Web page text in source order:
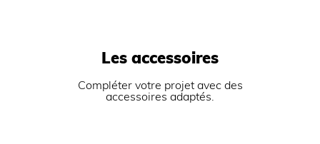
Les accessoires
Compléter votre projet avec des
accessoires adaptés.